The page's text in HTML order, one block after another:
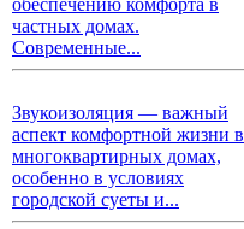
обеспечению комфорта в
частных домах.
Современные...
Звукоизоляция — важный
аспект комфортной жизни в
многоквартирных домах,
особенно в условиях
городской суеты и...